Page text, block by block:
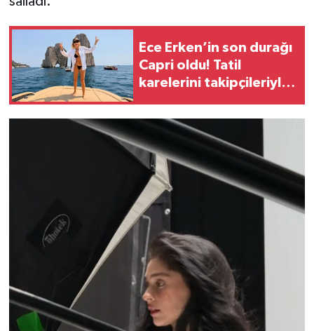
Ece Erken’in son durağı
Capri oldu! Tatil
karelerini takipçileriyle